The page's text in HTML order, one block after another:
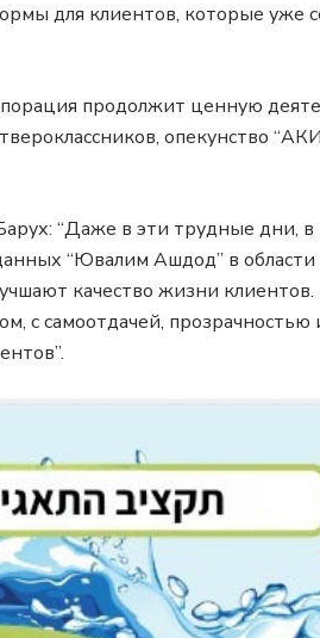
для клиентов, которые уже
продолжит ценную
опекунство
“Даже в эти трудные дни, в
“Ювалим Ашдод” в
качество жизни
с самоотдачей,